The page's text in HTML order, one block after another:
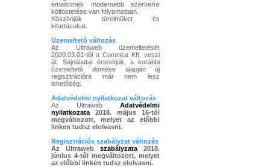
emailcimek modernebb szerverre
költöztetése van folyamatban.
Köszönjük türelmüket és
kitartásukat.
Üzemeltetô változás
Az Ultraweb üzemeltetését
2020.03.01-tôl a Comnica Kft. veszi
át. Sajnálattal értesítjük, a korábbi
ôzemeltetô döntése alapján új
regisztrációra már nem lesz
lehetôség.
Adatvédelmi nyilatkozat változás
Az Ultraweb Adatvédelmi
nyilatkozata 2018. május 16-tól
megváltozott, melyet az előbbi
linken tudsz elolvasni.
Regisztrációs szabályzat változás
Az Ultraweb szabályzata 2018.
június 4-től megváltozott, melyet
az előbbi linken tudsz elolvasni.